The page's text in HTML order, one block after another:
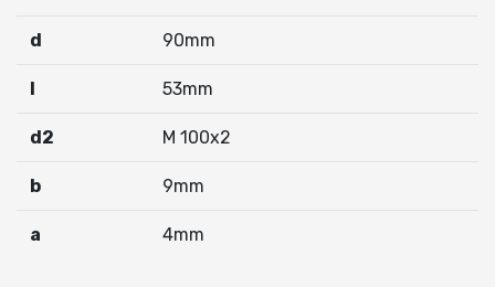
d 90mm
I 53mm
d2 M 100x2
b 9mm
a 4mm